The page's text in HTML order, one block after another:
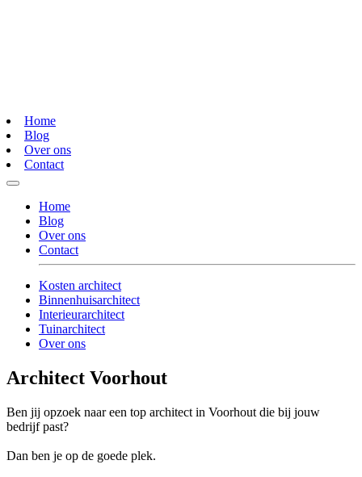
Home
Blog
Over ons
Contact
Home
Blog
Over ons
Contact
Kosten architect
Binnenhuisarchitect
Interieurarchitect
Tuinarchitect
Over ons
Architect Voorhout
Ben jij opzoek naar een top architect in Voorhout die bij jouw
bedrijf past?
Dan ben je op de goede plek.